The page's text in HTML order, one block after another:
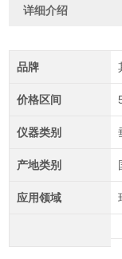
详细介绍
品牌
价格区间
仪器类别
产地类别
应用领域